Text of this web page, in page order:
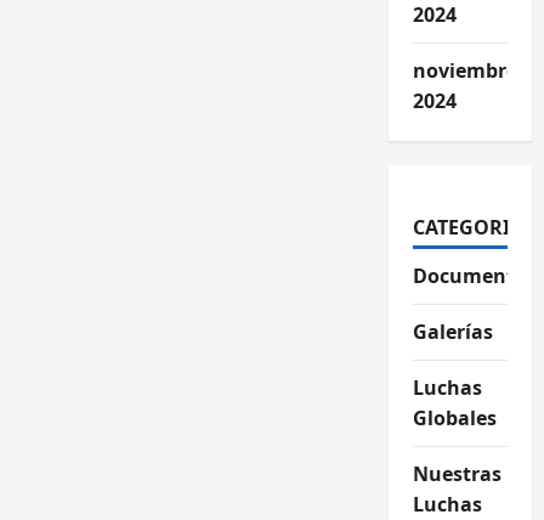
2024
noviembre
2024
CATEGORIAS
Documentos
Galerías
Luchas
Globales
Nuestras
Luchas